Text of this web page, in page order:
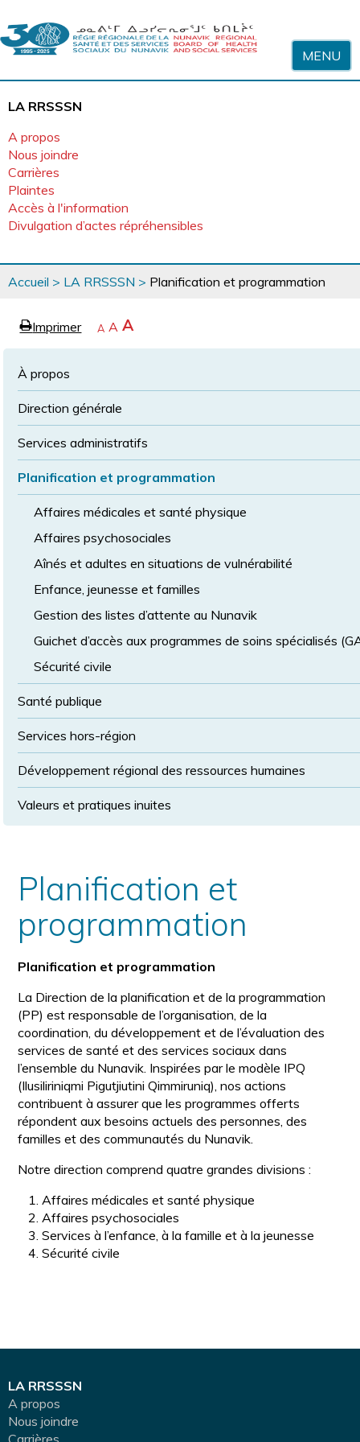
MENU
LA RRSSSN
A propos
Nous joindre
Carrières
Plaintes
Accès à l'information
Divulgation d’actes répréhensibles
Vous
êtes
Accueil > LA RRSSSN > Planification et programmation
eImprimerpageRétrécir
A Revenir
à
police
A Agrandir
la
A
À propos
Direction générale
Services administratifs
Planification et programmation
Affaires médicales et santé physique
Affaires psychosociales
Aînés et adultes en situations de vulnérabilité
Enfance, jeunesse et familles
Gestion des listes d’attente au Nunavik
Guichet d’accès aux programmes de soins spécialisés
Sécurité civile
Santé publique
Services hors-région
Développement régional des ressources humaines
Valeurs et pratiques inuites
Planification et
programmation
Planification et programmation
La Direction de la planification et de la programmation
(PP) est responsable de l’organisation, de la
coordination, du développement et de l’évaluation des
services de santé et des services sociaux dans
l’ensemble du Nunavik. Inspirées par le modèle IPQ
(Ilusiliriniqmi Pigutjiutini Qimmiruniq), nos actions
contribuent à assurer que les programmes offerts
répondent aux besoins actuels des personnes, des
familles et des communautés du Nunavik.
Notre direction comprend quatre grandes divisions :
Affaires médicales et santé physique
Affaires psychosociales
Services à l’enfance, à la famille et à la jeunesse
Sécurité civile
LA RRSSSN
A propos
Nous joindre
Carrières